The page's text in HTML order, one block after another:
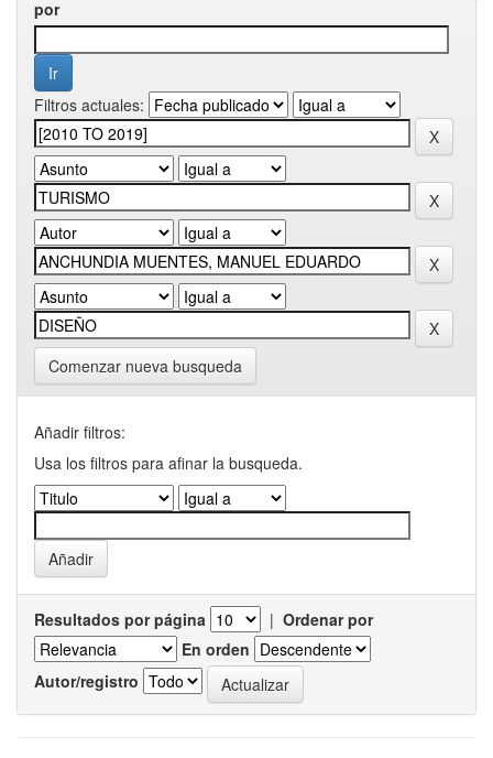
por
Filtros actuales:
Comenzar nueva busqueda
Añadir filtros:
Usa los filtros para afinar la busqueda.
Resultados por página | Ordenar por
En orden
Autor/registro